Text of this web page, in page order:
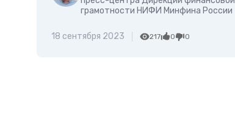
грамотности НИФИ Минфина России
18 сентября 2023 217 0 0